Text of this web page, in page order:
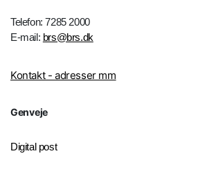
Telefon: 7285 2000
E-mail: brs@brs.dk
Kontakt - adresser mm
Genveje
Digital post